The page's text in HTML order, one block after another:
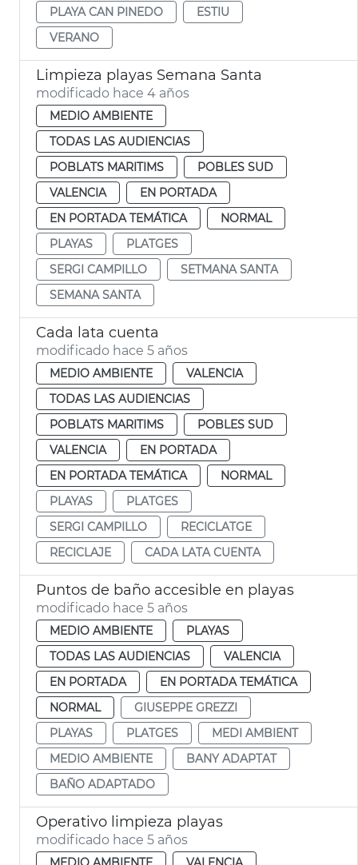
PLAYA CAN PINEDO
ESTIU
VERANO
Limpieza playas Semana Santa
modificado hace 4 años
MEDIO AMBIENTE
TODAS LAS AUDIENCIAS
POBLATS MARITIMS
POBLES SUD
VALENCIA
EN PORTADA
EN PORTADA TEMÁTICA
NORMAL
PLAYAS
PLATGES
SERGI CAMPILLO
SETMANA SANTA
SEMANA SANTA
Cada lata cuenta
modificado hace 5 años
MEDIO AMBIENTE
VALENCIA
TODAS LAS AUDIENCIAS
POBLATS MARITIMS
POBLES SUD
VALENCIA
EN PORTADA
EN PORTADA TEMÁTICA
NORMAL
PLAYAS
PLATGES
SERGI CAMPILLO
RECICLATGE
RECICLAJE
CADA LATA CUENTA
Puntos de baño accesible en playas
modificado hace 5 años
MEDIO AMBIENTE
PLAYAS
TODAS LAS AUDIENCIAS
VALENCIA
EN PORTADA
EN PORTADA TEMÁTICA
NORMAL
GIUSEPPE GREZZI
PLAYAS
PLATGES
MEDI AMBIENT
MEDIO AMBIENTE
BANY ADAPTAT
BAÑO ADAPTADO
Operativo limpieza playas
modificado hace 5 años